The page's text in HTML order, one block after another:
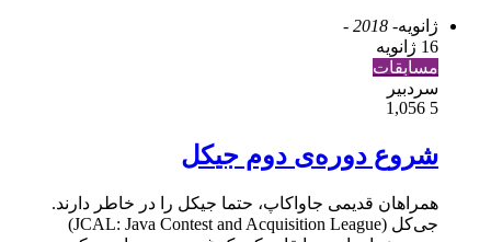
ژانویه- 2018 -
16 ژانویه
مسابقات
سردبیر
5
شروع دوره‌ی دوم جی‎کل
همراهان قدیمی جاواکاپ، حتما جی‎کل را در خاطر دارند.
جی‌کل (JCAL: Java Contest and Acquisition League)